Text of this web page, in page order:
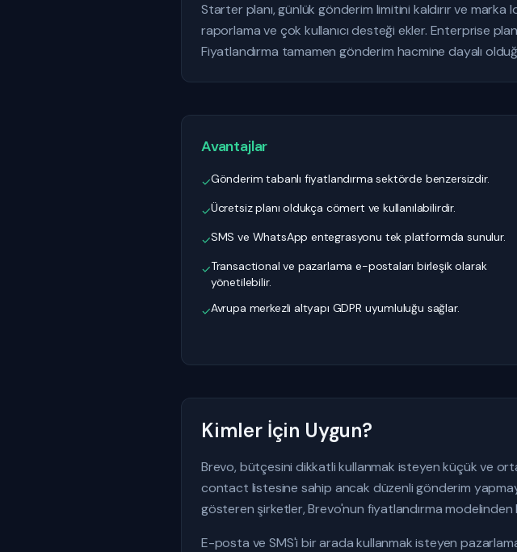
Starter planı, günlük gönderim limitini kaldırır ve marka
raporlama ve çok kullanıcı desteği ekler. Enterprise
Fiyatlandırma tamamen gönderim hacmine dayalı
Avantajlar
✓Gönderim tabanlı fiyatlandırma sektörde benzersizdir.
✓Ücretsiz planı oldukça cömert ve kullanılabilirdir.
✓SMS ve WhatsApp entegrasyonu tek platformda sunulur.
✓Transactional ve pazarlama e-postaları birleşik olarak
yönetilebilir.
✓Avrupa merkezli altyapı GDPR uyumluluğu sağlar.
Kimler İçin Uygun?
Brevo, bütçesini dikkatli kullanmak isteyen küçük ve
contact listesine sahip ancak düzenli gönderim
gösteren şirketler, Brevo'nun fiyatlandırma
E-posta ve SMS'i bir arada kullanmak isteyen